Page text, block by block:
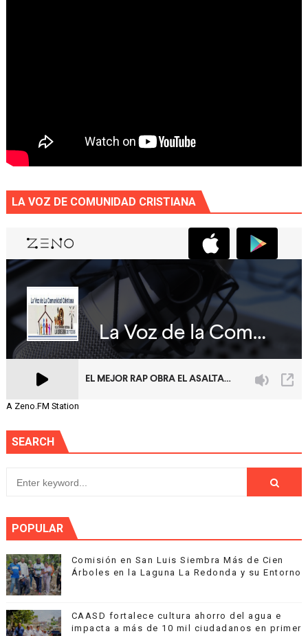
LA VOZ DE COMUNIDAD CRISTIANA
A Zeno.FM Station
SEARCH
POPULAR
Comisión en San Luis Siembra Más de Cien
Árboles en la Laguna La Redonda y su Entorno
CAASD fortalece cultura ahorro del agua e
impacta a más de 10 mil ciudadanos en primer